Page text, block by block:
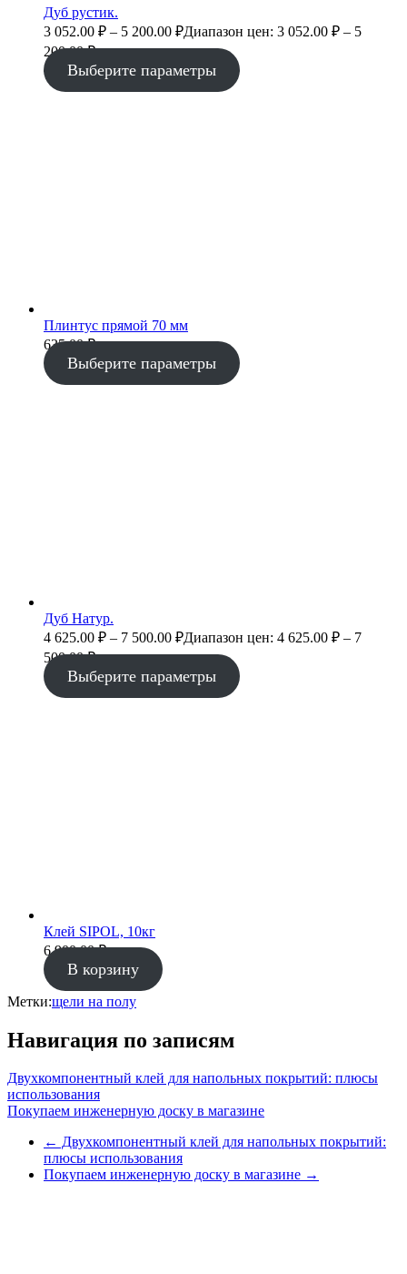
Дуб рустик.
3 052.00 ₽ – 5 200.00 ₽Диапазон цен: 3 052.00 ₽ – 5
200.00 ₽
Выберите параметры
Плинтус прямой 70 мм
635.00₽
Выберите параметры
Дуб Натур.
4 625.00 ₽ – 7 500.00 ₽Диапазон цен: 4 625.00 ₽ – 7
500.00 ₽
Выберите параметры
Клей SIPOL, 10кг
6 900.00₽
В корзину
Метки:щели на полу
Навигация по записям
Двухкомпонентный клей для напольных покрытий: плюсы
использования
Покупаем инженерную доску в магазине
← Двухкомпонентный клей для напольных покрытий:
плюсы использования
Покупаем инженерную доску в магазине →